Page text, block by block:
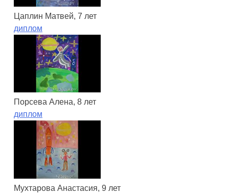
Цаплин Матвей, 7 лет
диплом
Порсева Алена, 8 лет
диплом
Мухтарова Анастасия, 9 лет